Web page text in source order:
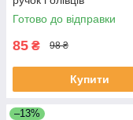
Готово до відправки
85 ₴ 98 ₴
Купити
–13%